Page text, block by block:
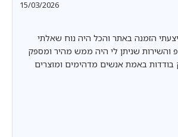
15/03/2026
הזמנה באתר והכל היה נוח שאלתי
והשירות שניתן לי היה ממש מהיר ומספק
בודדות באמת אנשים מדהימים ומוצרים